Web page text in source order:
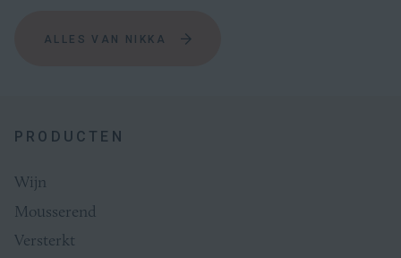
ALLES VAN NIKKA
PRODUCTEN
Wijn
Mousserend
Versterkt